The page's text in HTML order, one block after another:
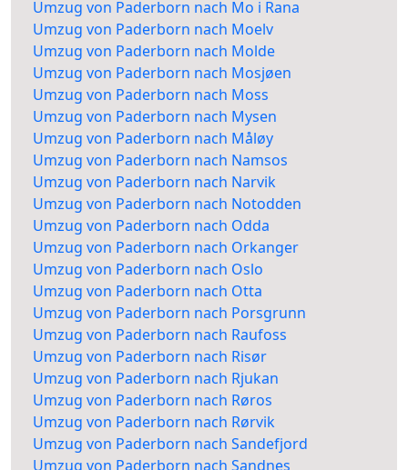
Umzug von Paderborn nach Mo i Rana
Umzug von Paderborn nach Moelv
Umzug von Paderborn nach Molde
Umzug von Paderborn nach Mosjøen
Umzug von Paderborn nach Moss
Umzug von Paderborn nach Mysen
Umzug von Paderborn nach Måløy
Umzug von Paderborn nach Namsos
Umzug von Paderborn nach Narvik
Umzug von Paderborn nach Notodden
Umzug von Paderborn nach Odda
Umzug von Paderborn nach Orkanger
Umzug von Paderborn nach Oslo
Umzug von Paderborn nach Otta
Umzug von Paderborn nach Porsgrunn
Umzug von Paderborn nach Raufoss
Umzug von Paderborn nach Risør
Umzug von Paderborn nach Rjukan
Umzug von Paderborn nach Røros
Umzug von Paderborn nach Rørvik
Umzug von Paderborn nach Sandefjord
Umzug von Paderborn nach Sandnes